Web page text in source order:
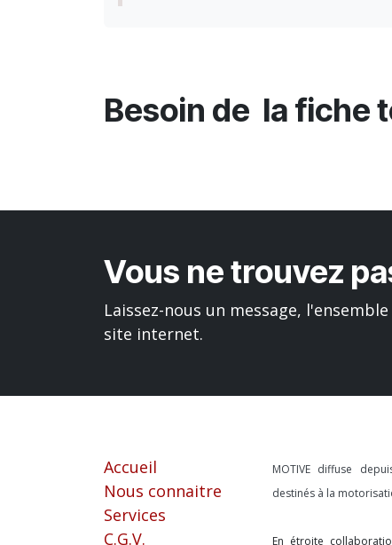
Besoin de la fiche
Vous ne trouvez
Laissez-nous un message,
site internet.
Accueil
Nous connaitre
Services
C.G.V.
MOTIVE diffuse
destinés à la
En étroite